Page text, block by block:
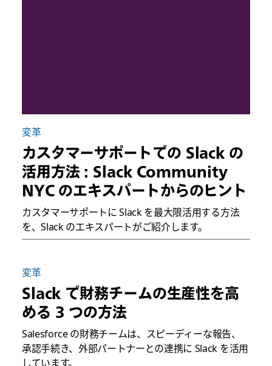
変革
カスタマーサポートでの Slack の
活用方法 : Slack Community
NYC のエキスパートからのヒント
カスタマーサポートに Slack を最大限活用する方法
を、Slack のエキスパートがご紹介します。
変革
Slack で財務チームの生産性を高
める 3 つの方法
Salesforce の財務チームは、スピーディーな報告、
承認手続き、外部パートナーとの連携に Slack を活用
しています。